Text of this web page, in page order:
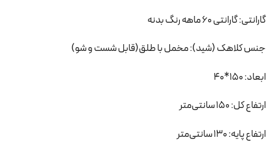
گارانتی: گارانتی 60 ماهه رنگ بدنه
جنس کلاهک (شید): مخمل با طلق(قابل شست و شو)
ابعاد: 150*40
ارتفاع کل: 150 سانتی‌متر
ارتفاع پایه: 130 سانتی‌متر